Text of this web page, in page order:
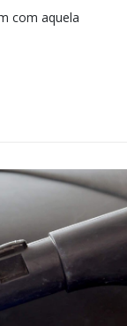
com aquela